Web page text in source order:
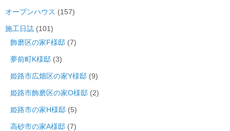
オープンハウス (157)
施工日誌 (101)
飾磨区の家F様邸 (7)
夢前町K様邸 (3)
姫路市広畑区の家Y様邸 (9)
姫路市飾磨区の家O様邸 (2)
姫路市の家H様邸 (5)
高砂市の家A様邸 (7)